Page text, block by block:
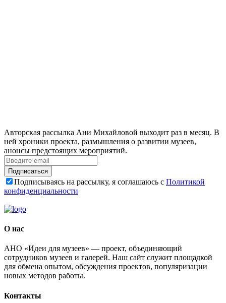
Авторская рассылка Ани Михайловой выходит раз в месяц. В
ней хроники проекта, размышления о развитии музеев,
анонсы предстоящих мероприятий.
Подписаться
Подписываясь на рассылку, я соглашаюсь с Политикой
конфиденциальности
О нас
АНО «Идеи для музеев» — проект, объединяющий
сотрудников музеев и галерей. Наш сайт служит площадкой
для обмена опытом, обсуждения проектов, популяризации
новых методов работы.
Контакты